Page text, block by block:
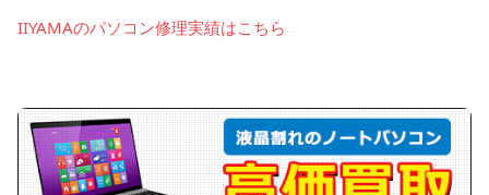
IIYAMAのパソコン修理実績はこちら